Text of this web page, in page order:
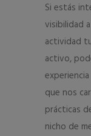
Si estás
visibilidad
actividad
activo,
que nos
prácticas
nicho de